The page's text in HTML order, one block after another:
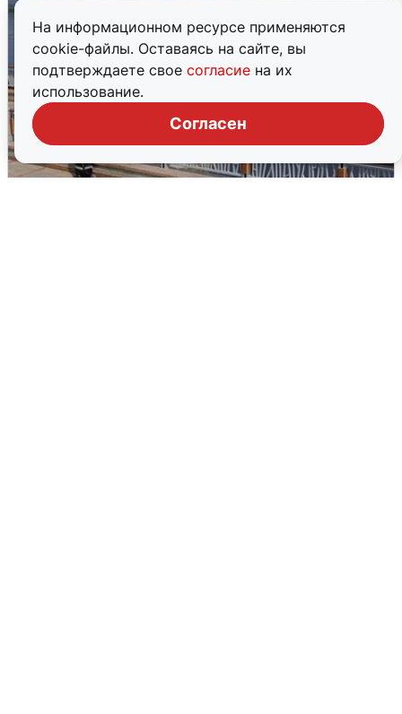
На информационном ресурсе применяются
cookie-файлы. Оставаясь на сайте, вы
подтверждаете свое согласие на их
использование.
Согласен